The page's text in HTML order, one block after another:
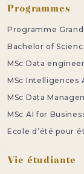
Programmes
Programme
Bachelor of
MSc Data
MSc Intelligences
MSc Data
MSc AI for
Ecole d’été pour
Vie étudiante